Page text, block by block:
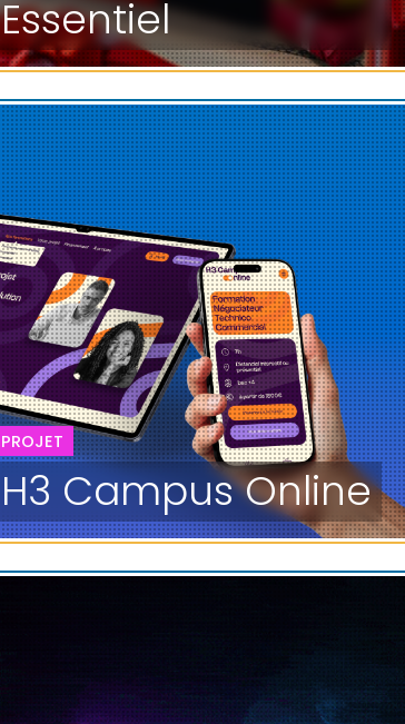
Essentiel
PROJET
H3 Campus Online